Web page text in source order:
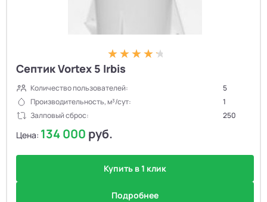
Септик Vortex 5 Irbis
Количество пользователей:
5
Производительность, м³/сут:
1
Залповый сброс:
250
Цена: 134 000 руб.
Купить в 1 клик
Подробнее